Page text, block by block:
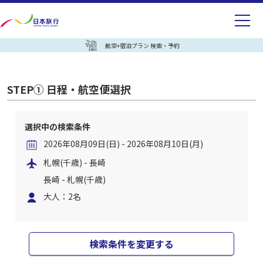
航空+宿泊プラン 検索・予約
STEP① 日程・航空便選択
選択中の検索条件
2026年08月09日(日) - 2026年08月10日(月)
札幌(千歳) - 長崎
長崎 - 札幌(千歳)
大人：2名
検索条件を変更する